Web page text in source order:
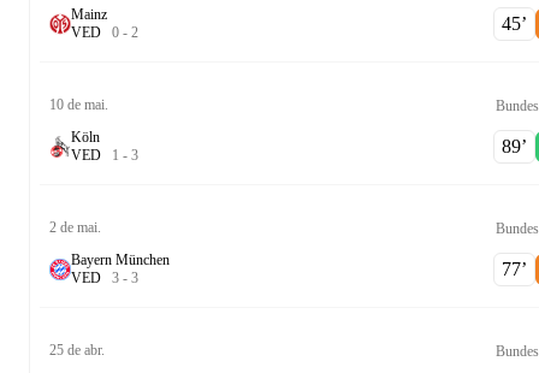
Mainz
VED 0 - 2 45‎’‎
10 de mai.
Köln
VED 1 - 3 89‎’‎
2 de mai.
Bayern München
VED 3 - 3 77‎’‎
25 de abr.